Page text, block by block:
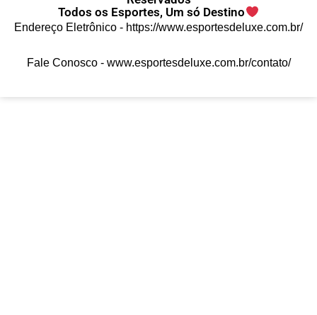
Todos os Esportes, Um só Destino
Endereço Eletrônico - https://www.esportesdeluxe.com.br/
Fale Conosco - www.esportesdeluxe.com.br/contato/